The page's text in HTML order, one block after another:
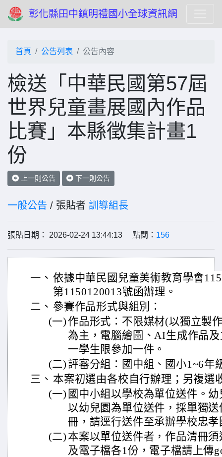
彰化縣田中鎮明禮國小全球資訊網
首頁 公告列表 公告內容
檢送「中華民國第57屆
世界兒童畫展國內作品
比賽」本縣徵集計畫1
份
上一則公告 下一則公告
一般公告 / 張貼者 訓導組長
張貼日期： 2026-02-24 13:44:13 點閱： 156
一、 依據中華民國兒童美術教育學會
第1150120013號函辦理。
二、 參賽作品形式與組別：
(一) 作品形式：不限媒材(以獨立製
為主，電腦繪圖、AI生成作品
一學生限參加一件。
(二) 評審分組：國中組、國小1~6年
三、 本案初選由各校自行辦理；另複選
(一) 國中小組以學校為單位送件。
以幼兒園為單位送件，採單獨
冊，請逕行送件至承辦學校忠
(二) 本案以單位送件者，作品清冊
及電子檔各1份，電子檔請上傳